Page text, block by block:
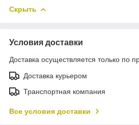
Скрыть
Условия доставки
Доставка осуществляется только по
Доставка курьером
Транспортная компания
Все условия доставки